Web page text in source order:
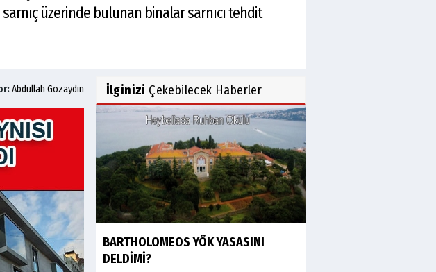
üzerinde bulunan binalar sarnıcı tehdit
Abdullah Gözaydın İlginizi Çekebilecek Haberler
BARTHOLOMEOS YÖK YASASINI
DELDİMİ?